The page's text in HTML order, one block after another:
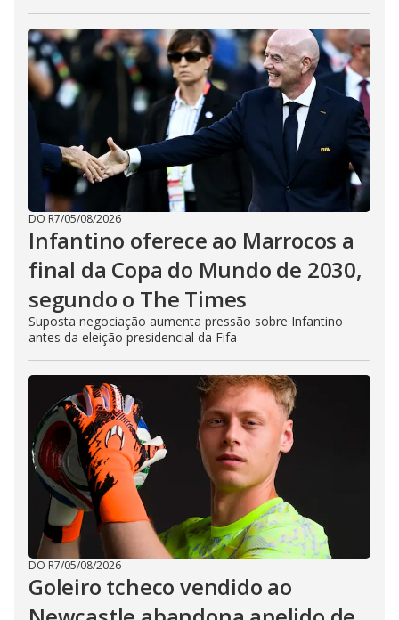
DO R7/05/08/2026
Infantino oferece ao Marrocos a
final da Copa do Mundo de 2030,
segundo o The Times
Suposta negociação aumenta pressão sobre Infantino
antes da eleição presidencial da Fifa
DO R7/05/08/2026
Goleiro tcheco vendido ao